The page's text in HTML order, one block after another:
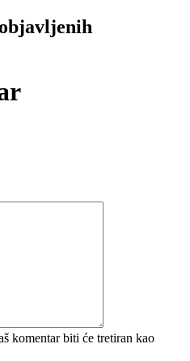
komentar biti će tretiran kao